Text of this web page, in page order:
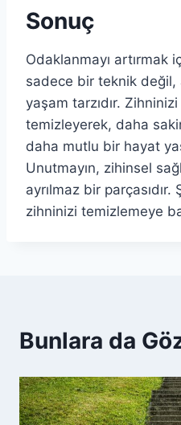
Sonuç
Odaklanmayı artırmak
sadece bir teknik değil,
yaşam tarzıdır.
temizleyerek, daha
daha mutlu bir hayat
Unutmayın, zihinsel
ayrılmaz bir
zihninizi temizlemeye
Bunlara da